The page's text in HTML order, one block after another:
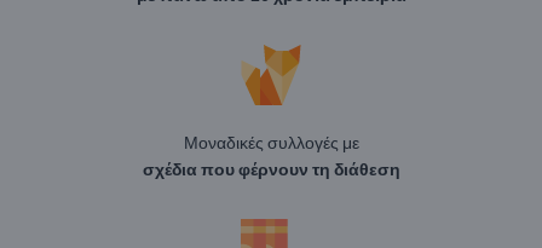
Μοναδικές συλλογές με
σχέδια που φέρνουν τη διάθεση